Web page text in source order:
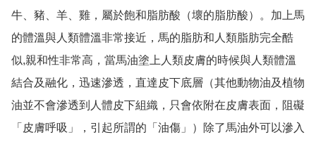
牛、豬、羊、雞，屬於飽和脂肪酸（壞的脂肪酸）。加上馬
的體溫與人類體溫非常接近，馬的脂肪和人類脂肪完全酷
似,親和性非常高，當馬油塗上人類皮膚的時候與人類體溫
結合及融化，迅速滲透，直達皮下底層（其他動物油及植物
油並不會滲透到人體皮下組織，只會依附在皮膚表面，阻礙
「皮膚呼吸」，引起所謂的「油傷」）除了馬油外可以滲入